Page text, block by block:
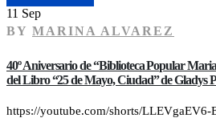
11 Sep
BY MARINA ALVAREZ
40º Aniversario de “Biblioteca Popular
del Libro “25 de Mayo, Ciudad” de Gladys
https://youtube.com/shorts/LLEVgaEV6-